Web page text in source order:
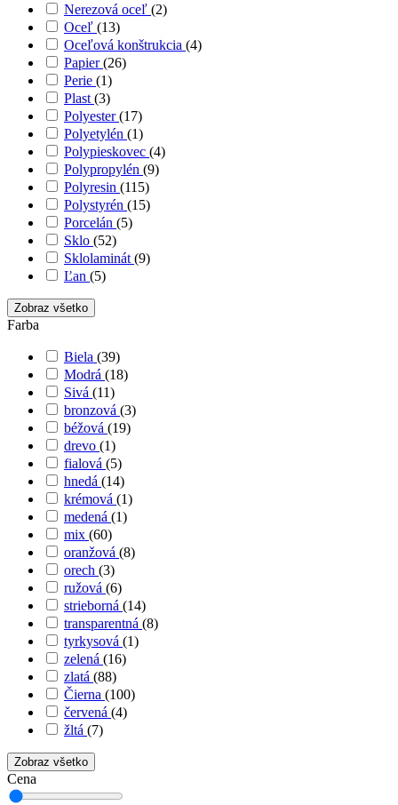
Nerezová oceľ (2)
Oceľ (13)
Oceľová konštrukcia (4)
Papier(26)
Perie (1)
Plast (3)
Polyester(17)
Polyetylén (1)
Polypieskovec (4)
Polypropylén (9)
Polyresin (115)
Polystyrén (15)
Porcelán (5)
Sklo (52)
Sklolaminát (9)
Ľan (5)
Zobraz všetko
Farba
Biela (39)
Modrá (18)
Sivá (11)
bronzová (3)
béžová (19)
drevo (1)
fialová (5)
hnedá (14)
krémová (1)
medená (1)
mix (60)
oranžová (8)
orech (3)
ružová (6)
strieborná (14)
transparentná (8)
tyrkysová (1)
zelená (16)
zlatá (88)
Čierna (100)
červená (4)
žltá (7)
Zobraz všetko
Cena